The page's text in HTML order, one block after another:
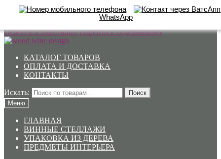
WhatsApp
Перейти к навигации Перейти к содержимому
КАТАЛОГ ТОВАРОВ
ОПЛАТА И ДОСТАВКА
КОНТАКТЫ
Искать:
Поиск
Меню
ГЛАВНАЯ
ВИННЫЕ СТЕЛЛАЖИ
УПАКОВКА ИЗ ДЕРЕВА
ПРЕДМЕТЫ ИНТЕРЬЕРА